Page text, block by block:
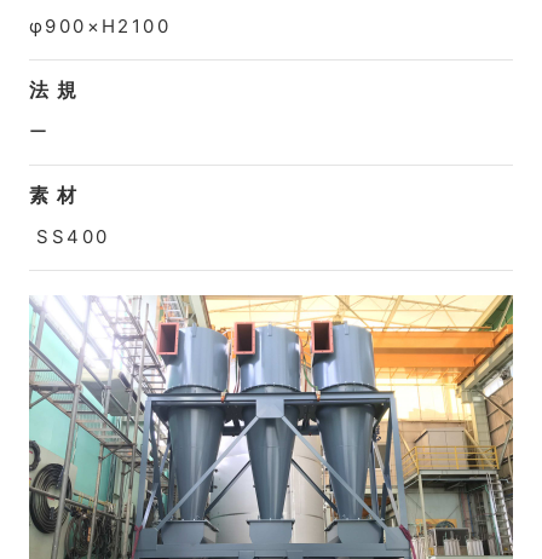
φ900×H2100
法 規
ー
素 材
SS400